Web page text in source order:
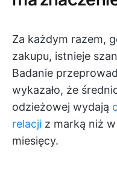
Za każdym razem,
zakupu, istnieje
Badanie
wykazało, że
odzieżowej wydają
relacji z marką niż
miesięcy.